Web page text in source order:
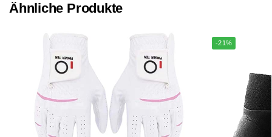
Ähnliche Produkte
-21%